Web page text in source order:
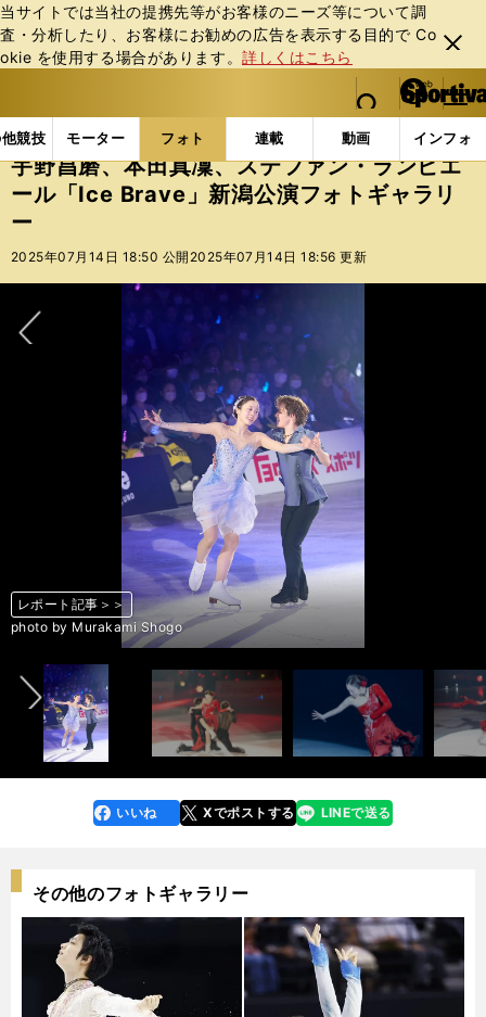
当サイトでは当社の提携先等がお客様のニーズ等について調
査・分析したり、お客様にお勧めの広告を表⽰する⽬的で Co
okie を使⽤する場合があります。詳しくはこちら
閉じ
る
web Sportiva (webスポルティーバ)
検索
マイペ
ー
ジ
メニュ
競技 モーター フォト 連載 動画 インフォ
b
ス
ポ
ル
テ
ー
バ
フォトギャラリー 宇野昌磨、本田真凜、ステファン
宇野昌磨、本田真凜、ステファン・ランビエ
ール「Ice Brave」新潟公演フォトギャラリ
ー
2025年07月14日 18:50 公開 2025年07月14日 18:56 更新
レポート記事＞＞
photo by Murakami Shogo
レポート記事＞＞
photo by Murakami Shogo
レポート記事＞＞
photo by Murakami Shogo
レポート記事＞＞
photo by Murakami Shogo
レポート記事＞＞
photo by Murakami Shogo
レポート記事＞＞
photo by Murakami Shogo
レポート記事＞＞
photo by Murakami Shogo
レポート記事＞＞
photo by Murakami Shogo
レポート記事＞＞
photo by Murakami Shogo
レポート記事＞＞
photo by Murakami Shogo
レポート記事＞＞
photo by Murakami Shogo
レポート記事＞＞
photo by Murakami Shogo
レポート記事＞＞
photo by Murakami Shogo
レポート記事＞＞
photo by Murakami Shogo
レポート記事＞＞
photo by Murakami Shogo
レポート記事＞＞
photo by Murakami Shogo
レポート記事＞＞
photo by Murakami Shogo
レポート記事＞＞
photo by Murakami Shogo
レポート記事＞＞
photo by Murakami Shogo
レポート記事＞＞
photo by Murakami Shogo
レポート記事＞＞
photo by Murakami Shogo
レポート記事＞＞
photo by Murakami Shogo
レポート記事＞＞
photo by Murakami Shogo
レポート記事＞＞
photo by Murakami Shogo
レポート記事＞＞
photo by Murakami Shogo
レポート記事＞＞
photo by Murakami Shogo
レポート記事＞＞
photo by Murakami Shogo
レポート記事＞＞
photo by Murakami Shogo
レポート記事＞＞
photo by Murakami Shogo
レポート記事＞＞
photo by Murakami Shogo
レポート記事＞＞
photo by Murakami Shogo
レポート記事＞＞
photo by Murakami Shogo
レポート記事＞＞
photo by Murakami Shogo
レポート記事＞＞
photo by Murakami Shogo
前へ
faceboo
k
いいね Xでポストする
line LINEで送る
その他のフォトギャラリー